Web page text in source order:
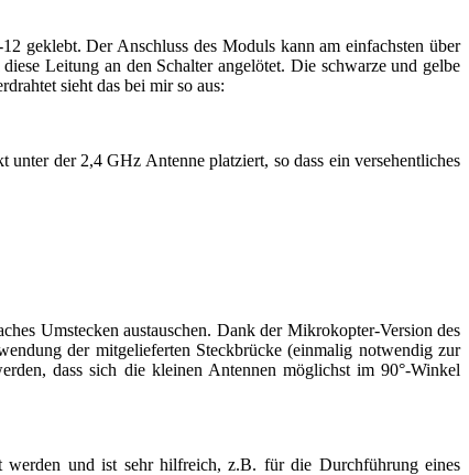
geklebt. Der Anschluss des Moduls kann am einfachsten über
Leitung an den Schalter angelötet. Die schwarze und gelbe
sieht das bei mir so aus:
der 2,4 GHz Antenne platziert, so dass ein versehentliches
Umstecken austauschen. Dank der Mikrokopter-Version des
der mitgelieferten Steckbrücke (einmalig notwendig zur
dass sich die kleinen Antennen möglichst im 90°-Winkel
werden und ist sehr hilfreich, z.B. für die Durchführung eines